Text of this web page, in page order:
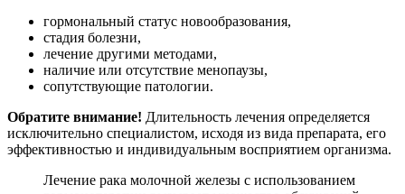
гормональный статус новообразования,
стадия болезни,
лечение другими методами,
наличие или отсутствие менопаузы,
сопутствующие патологии.
Обратите внимание! Длительность лечения определяется
исключительно специалистом, исходя из вида препарата, его
эффективностью и индивидуальным восприятием организма.
Лечение рака молочной железы с использованием